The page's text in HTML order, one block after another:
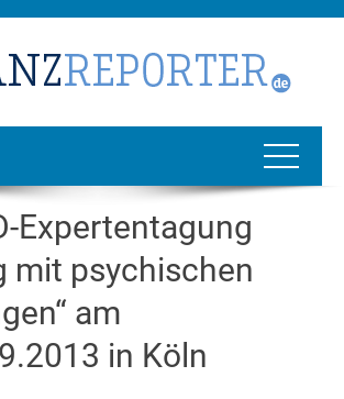
Expertentagung
mit psychischen
am
in Köln